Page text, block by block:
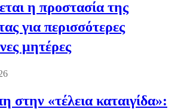
η προστασία της
για περισσότερες
μητέρες
«τέλεια καταιγίδα»: